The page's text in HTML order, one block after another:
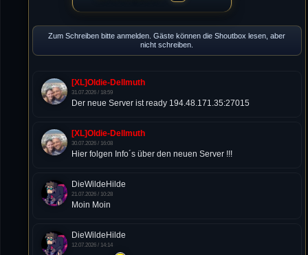
Zum Schreiben bitte anmelden. Gäste können die Shoutbox lesen, aber
nicht schreiben.
[XL]Oldie-Dellmuth
31.07.2026 / 18:59
Der neue Server ist ready 194.48.171.35:27015
[XL]Oldie-Dellmuth
30.07.2026 / 16:08
Hier folgen Info´s über den neuen Server !!!
DieWildeHilde
21.07.2026 / 10:28
Moin Moin
DieWildeHilde
12.07.2026 / 14:14